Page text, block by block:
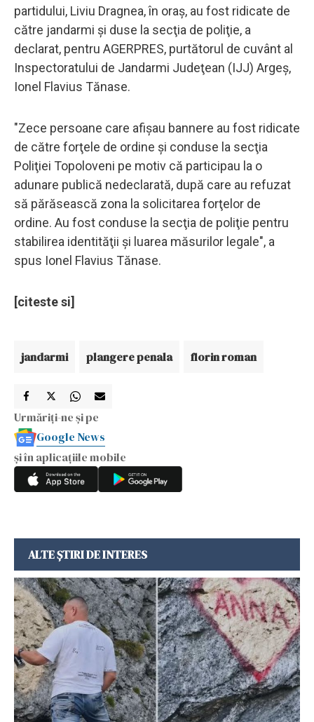
partidului, Liviu Dragnea, în oraş, au fost ridicate de
către jandarmi şi duse la secţia de poliţie, a
declarat, pentru AGERPRES, purtătorul de cuvânt al
Inspectoratului de Jandarmi Judeţean (IJJ) Argeş,
Ionel Flavius Tănase.
"Zece persoane care afişau bannere au fost ridicate
de către forţele de ordine şi conduse la secţia
Poliţiei Topoloveni pe motiv că participau la o
adunare publică nedeclarată, după care au refuzat
să părăsească zona la solicitarea forţelor de
ordine. Au fost conduse la secţia de poliţie pentru
stabilirea identităţii şi luarea măsurilor legale", a
spus Ionel Flavius Tănase.
[citeste si]
jandarmi plangere penala florin roman
Urmăriți-ne și pe
Google News
și în aplicațiile mobile
ALTE ȘTIRI DE INTERES